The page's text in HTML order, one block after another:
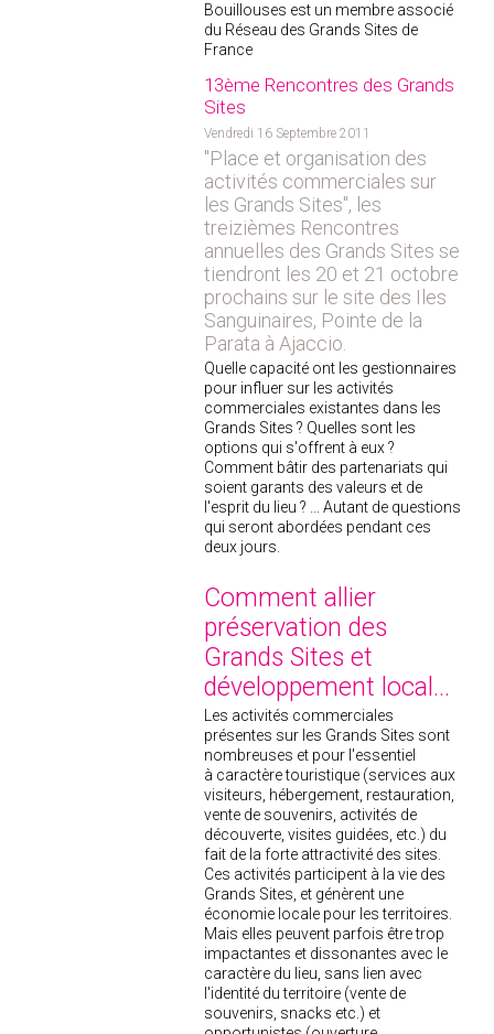
Bouillouses est un membre associé
du Réseau des Grands Sites de
France
13ème Rencontres des Grands
Sites
Vendredi 16 Septembre 2011
"Place et organisation des
activités commerciales sur
les Grands Sites", les
treizièmes Rencontres
annuelles des Grands Sites se
tiendront les 20 et 21 octobre
prochains sur le site des Iles
Sanguinaires, Pointe de la
Parata à Ajaccio.
Quelle capacité ont les gestionnaires
pour influer sur les activités
commerciales existantes dans les
Grands Sites ? Quelles sont les
options qui s'offrent à eux ?
Comment bâtir des partenariats qui
soient garants des valeurs et de
l'esprit du lieu ? ... Autant de questions
qui seront abordées pendant ces
deux jours.
Comment allier
préservation des
Grands Sites et
développement local...
Les activités commerciales
présentes sur les Grands Sites sont
nombreuses et pour l'essentiel
à caractère touristique (services aux
visiteurs, hébergement, restauration,
vente de souvenirs, activités de
découverte, visites guidées, etc.) du
fait de la forte attractivité des sites.
Ces activités participent à la vie des
Grands Sites, et génèrent une
économie locale pour les territoires.
Mais elles peuvent parfois être trop
impactantes et dissonantes avec le
caractère du lieu, sans lien avec
l'identité du territoire (vente de
souvenirs, snacks etc.) et